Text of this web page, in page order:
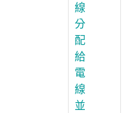
線
分
配
給
電
線
並